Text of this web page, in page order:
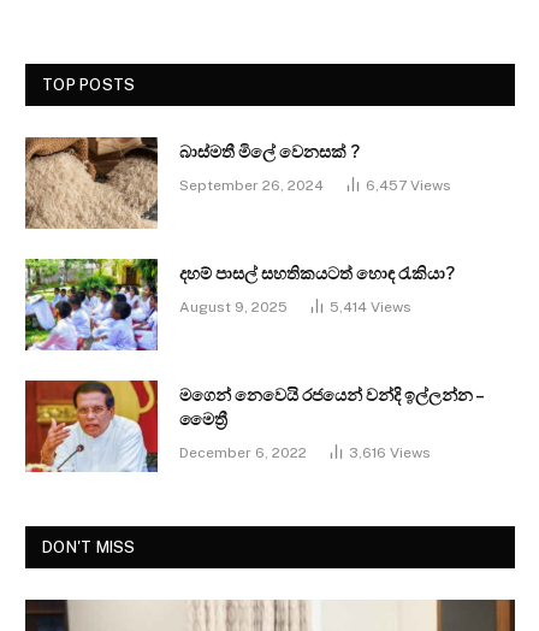
TOP POSTS
බාස්මතී මිලේ වෙනසක් ?
September 26, 2024 6,457 Views
දහම් පාසල් සහතිකයටත් හොඳ රැකියා?
August 9, 2025 5,414 Views
මගෙන් නෙවෙයි රජයෙන් වන්දි ඉල්ලන්න –
මෛත්‍රී
December 6, 2022 3,616 Views
DON'T MISS